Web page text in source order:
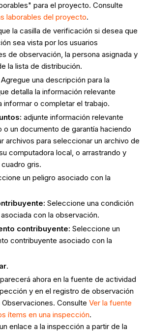
para el proyecto. Consulte
laborables del proyecto.
la casilla de verificación si desea que
sea vista por los usuarios
de observación, la persona asignada y
la lista de distribución.
Agregue una descripción para la
detalla la información relevante
informar o completar el trabajo.
: adjunte información relevante
o un documento de garantía haciendo
archivos para seleccionar un archivo de
computadora local, o arrastrando y
gris.
un peligro asociado con la
: Seleccione una condición
con la observación.
contribuyente: Seleccione un
contribuyente asociado con la
.
ahora en la fuente de actividad
y en el registro de observación
Consulte Ver la fuente
ítems en una inspección.
enlace a la inspección a partir de la